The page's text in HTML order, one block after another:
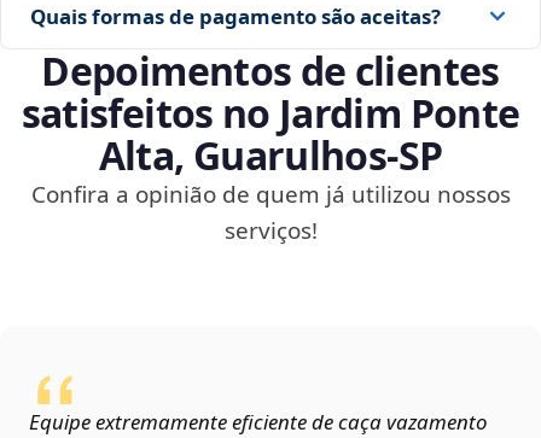
Quais formas de pagamento são aceitas?
Depoimentos de clientes
satisfeitos no Jardim Ponte
Alta, Guarulhos‑SP
Confira a opinião de quem já utilizou nossos
serviços!
Equipe extremamente eficiente de caça vazamento